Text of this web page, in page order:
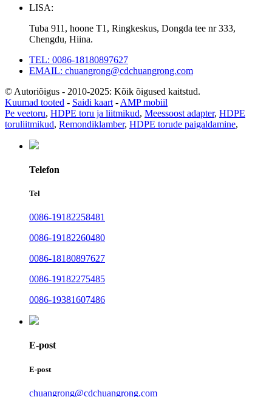
LISA:
Tuba 911, hoone T1, Ringkeskus, Dongda tee nr 333,
Chengdu, Hiina.
TEL: 0086-18180897627
EMAIL: chuangrong@cdchuangrong.com
© Autoriõigus - 2010-2025: Kõik õigused kaitstud.
Kuumad tooted - Saidi kaart - AMP mobiil
Pe veetoru, HDPE toru ja liitmikud, Meessoost adapter, HDPE
toruliitmikud, Remondiklamber, HDPE torude paigaldamine,
Telefon
Tel
0086-19182258481
0086-19182260480
0086-18180897627
0086-19182275485
0086-19381607486
E-post
E-post
chuangrong@cdchuangrong.com